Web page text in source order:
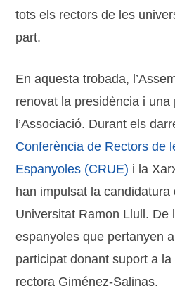
tots els rectors de les
part.
En aquesta trobada,
renovat la presidència i
l’Associació. Durant els
Conferència de Rectors de
Espanyoles (CRUE) i la
han impulsat la
Universitat Ramon Llull. De
espanyoles que pertanyen
participat donant suport a
rectora Giménez-Salinas.